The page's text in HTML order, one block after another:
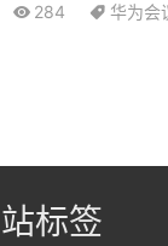
284 华为会
标签